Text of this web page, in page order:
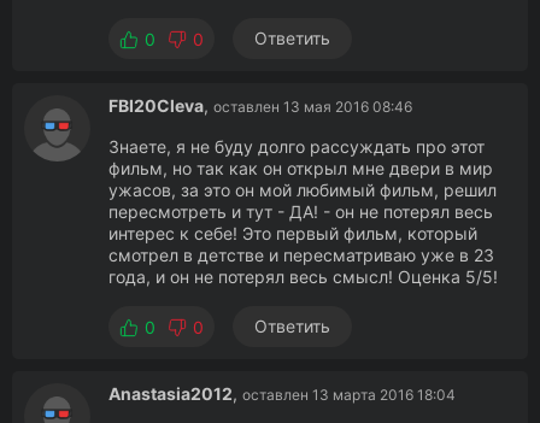
0 0 Ответить
FBI20Cleva, оставлен 13 мая 2016 08:46
Знаете, я не буду долго рассуждать про этот
фильм, но так как он открыл мне двери в мир
ужасов, за это он мой любимый фильм, решил
пересмотреть и тут - ДА! - он не потерял весь
интерес к себе! Это первый фильм, который
смотрел в детстве и пересматриваю уже в 23
года, и он не потерял весь смысл! Оценка 5/5!
0 0 Ответить
Anastasia2012, оставлен 13 марта 2016 18:04